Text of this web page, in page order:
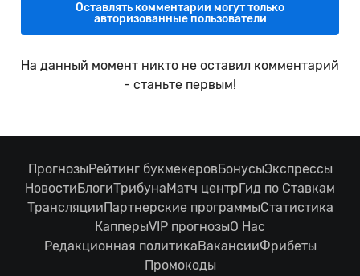
Оставлять комментарии могут только
авторизованные пользователи
На данный момент никто не оставил комментарий
- станьте первым!
ПрогнозыРейтинг букмекеровБонусыЭкспрессы
НовостиБлогиТрибунаМатч центрГид по Ставкам
ТрансляцииПартнерские программыСтатистика
КапперыVIP прогнозыО Нас
Редакционная политикаВакансииФрибеты
Промокоды